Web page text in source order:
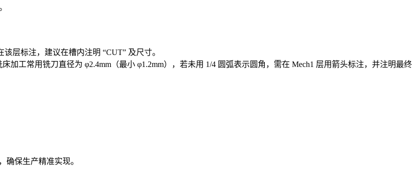
层标注，建议在槽内注明 “CUT” 及尺寸。
工常用铣刀直径为 φ2.4mm（最小 φ1.2mm），若未用 1/4 圆弧表示圆角，需在 Mech1 层用箭头标注，并注明最终
确保生产精准实现。